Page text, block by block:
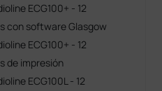
ECG100+ - 12
con software Glasgow
ECG100+ - 12
de impresión
ECG100L - 12